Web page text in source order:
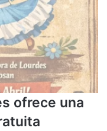
ofrece una